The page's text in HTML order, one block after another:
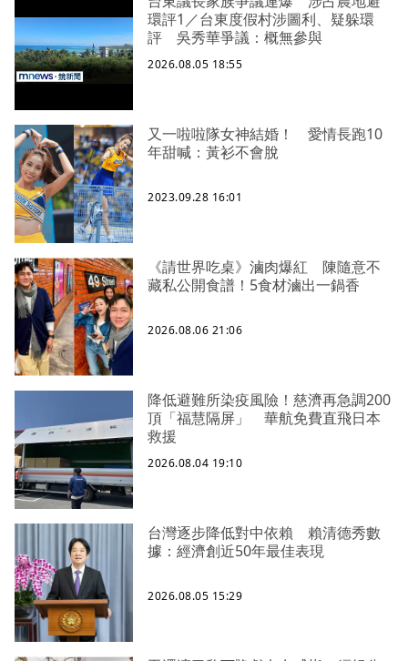
環評1／台東度假村涉圖利、疑躲環
評 吳秀華爭議：概無參與
2026.08.05 18:55
又一啦啦隊女神結婚！ 愛情長跑10
年甜喊：黃衫不會脫
2023.09.28 16:01
《請世界吃桌》滷肉爆紅 陳隨意不
藏私公開食譜！5食材滷出一鍋香
2026.08.06 21:06
降低避難所染疫風險！慈濟再急調200
頂「福慧隔屏」 華航免費直飛日本
救援
2026.08.04 19:10
台灣逐步降低對中依賴 賴清德秀數
據：經濟創近50年最佳表現
2026.08.05 15:29